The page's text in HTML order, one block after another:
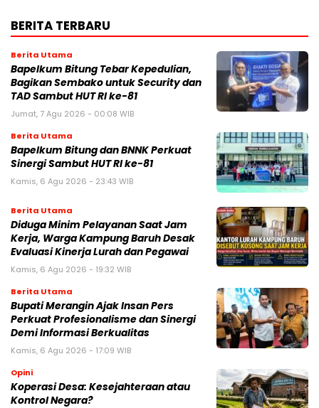
BERITA TERBARU
Berita Utama
Bapelkum Bitung Tebar Kepedulian,
Bagikan Sembako untuk Security dan
TAD Sambut HUT RI ke-81
Jumat, 7 Agu 2026 - 00:08 WIB
Berita Utama
Bapelkum Bitung dan BNNK Perkuat
Sinergi Sambut HUT RI ke-81
Kamis, 6 Agu 2026 - 23:43 WIB
Berita Utama
Diduga Minim Pelayanan Saat Jam
Kerja, Warga Kampung Baruh Desak
Evaluasi Kinerja Lurah dan Pegawai
Kamis, 6 Agu 2026 - 19:32 WIB
Berita Utama
Bupati Merangin Ajak Insan Pers
Perkuat Profesionalisme dan Sinergi
Demi Informasi Berkualitas
Kamis, 6 Agu 2026 - 17:09 WIB
Opini
Koperasi Desa: Kesejahteraan atau
Kontrol Negara?